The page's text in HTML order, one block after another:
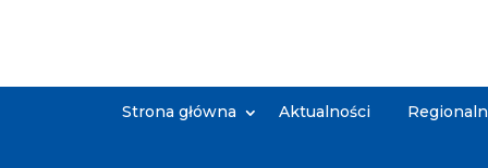
Strona główna Aktualności